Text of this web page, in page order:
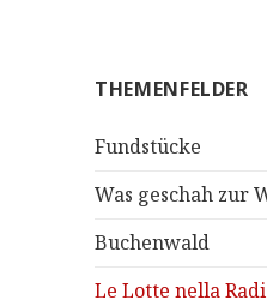
THEMENFELDER
Fundstücke
Was geschah zur
Buchenwald
Le Lotte nella